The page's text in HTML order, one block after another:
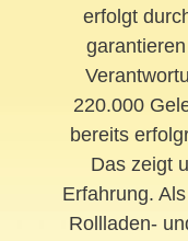
erfolgt
220.000
bereits
Das zeigt
Erfahrung.
Rollladen-